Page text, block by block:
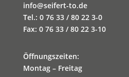
info@seifert-to.de
Tel.: 0 76 33 / 80 22 3-0
Fax: 0 76 33 / 80 22 3-10
Öffnungszeiten:
Montag – Freitag